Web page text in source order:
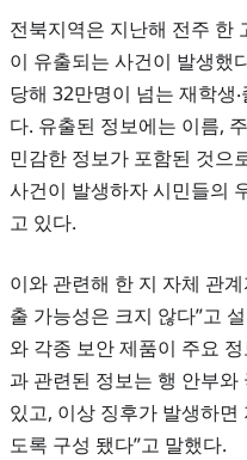
전북지역은 지난해 전주 한
이 유출되는 사건이 발생했
당해 32만명이 넘는 재학생
다. 유출된 정보에는 이름,
민감한 정보가 포함된 것으
사건이 발생하자 시민들의
고 있다.
이와 관련해 한 지 자체 관
출 가능성은 크지 않다”고
와 각종 보안 제품이 주요
과 관련된 정보는 행 안부
있고, 이상 징후가 발생하
도록 구성 됐다”고 말했다.